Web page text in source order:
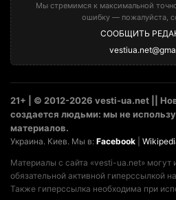
Мы стремимся к максимальной
ошибку — пожалуйста,
СООБЩИТЬ
21+ | © 2012-2026 vesti-ua.net ||
создается людьми: мы не
материалов.
Украина. Киев. Мы в: Facebook
Материалы с сайта «vesti-ua.net» могут
обязательной активной гиперссылкой
Также гиперссылка необходима при